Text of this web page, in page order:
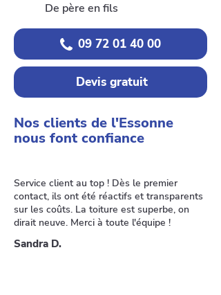
De père en fils
09 72 01 40 00
Devis gratuit
Nos clients de l'Essonne
nous font confiance
Service client au top ! Dès le premier
contact, ils ont été réactifs et transparents
sur les coûts. La toiture est superbe, on
dirait neuve. Merci à toute l'équipe !
Sandra D.